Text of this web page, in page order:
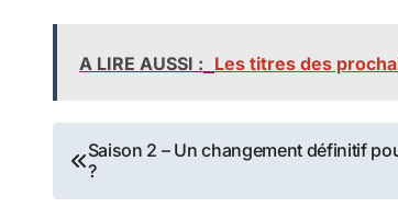
A LIRE AUSSI : Les titres des
Navigation
de
Saison 2 – Un changement définitif
?